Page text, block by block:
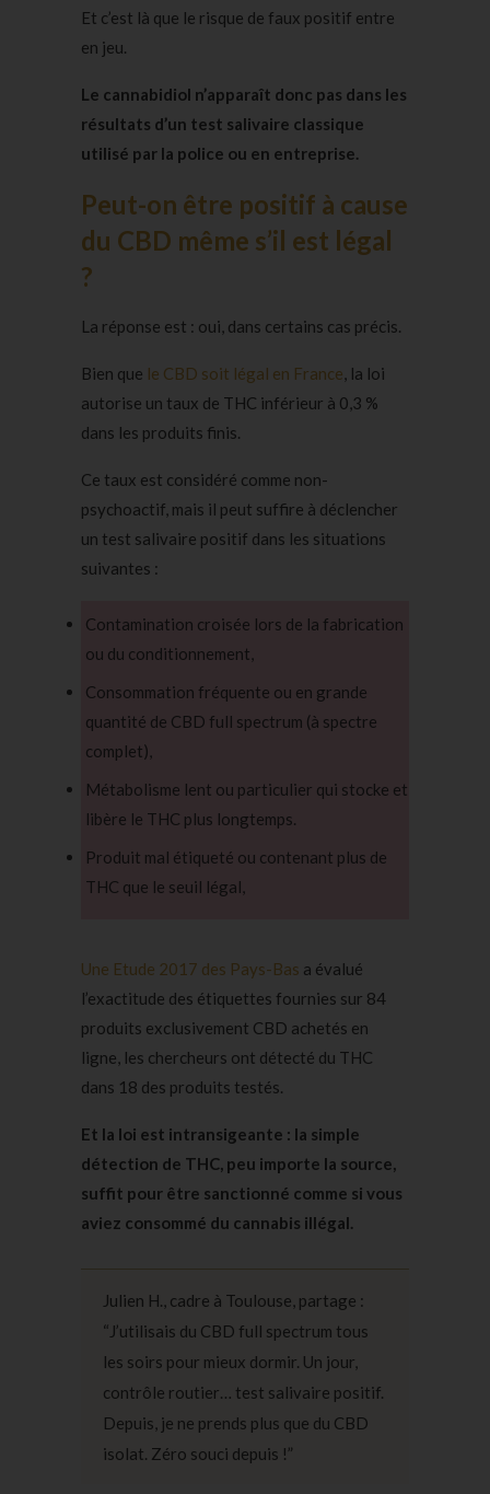
Et c’est là que le risque de faux positif entre
en jeu.
Le cannabidiol n’apparaît donc pas dans les
résultats d’un test salivaire classique
utilisé par la police ou en entreprise.
Peut-on être positif à cause
du CBD même s’il est légal
?
La réponse est : oui, dans certains cas précis.
Bien que le CBD soit légal en France, la loi
autorise un taux de THC inférieur à 0,3 %
dans les produits finis.
Ce taux est considéré comme non-
psychoactif, mais il peut suffire à déclencher
un test salivaire positif dans les situations
suivantes :
Contamination croisée lors de la fabrication
ou du conditionnement,
Consommation fréquente ou en grande
quantité de CBD full spectrum (à spectre
complet),
Métabolisme lent ou particulier qui stocke et
libère le THC plus longtemps.
Produit mal étiqueté ou contenant plus de
THC que le seuil légal,
Une Etude 2017 des Pays-Bas a évalué
l’exactitude des étiquettes fournies sur 84
produits exclusivement CBD achetés en
ligne, les chercheurs ont détecté du THC
dans 18 des produits testés.
Et la loi est intransigeante : la simple
détection de THC, peu importe la source,
suffit pour être sanctionné comme si vous
aviez consommé du cannabis illégal.
Julien H., cadre à Toulouse, partage :
“J’utilisais du CBD full spectrum tous
les soirs pour mieux dormir. Un jour,
contrôle routier… test salivaire positif.
Depuis, je ne prends plus que du CBD
isolat. Zéro souci depuis !”